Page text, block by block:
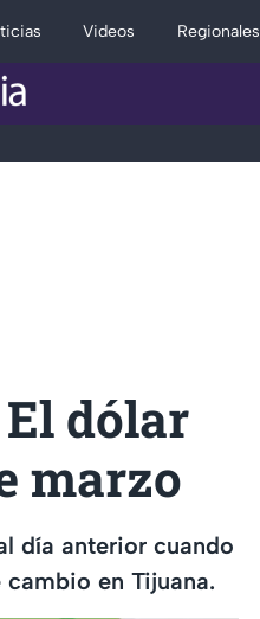
Videos Regionales
dólar
marzo
día anterior cuando
en Tijuana.